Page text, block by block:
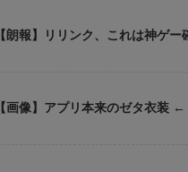
【朗報】リリンク、これは神ゲー
【画像】アプリ本来のゼタ衣装